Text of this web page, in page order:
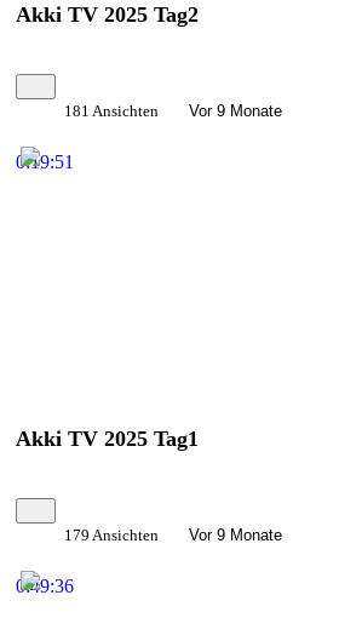
Akki TV 2025 Tag2
181 Ansichten Vor 9 Monate
0:19:51
Akki TV 2025 Tag1
179 Ansichten Vor 9 Monate
0:49:36